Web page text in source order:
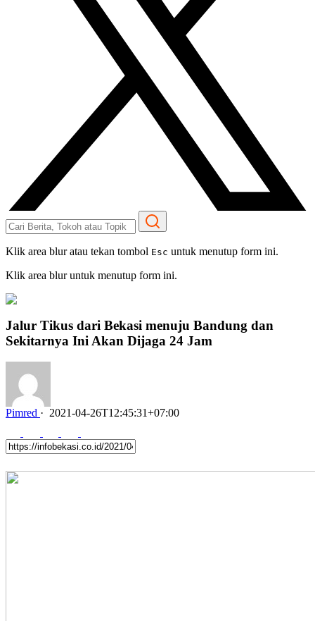
Klik area blur atau tekan tombol Esc untuk menutup form ini.
Klik area blur untuk menutup form ini.
Jalur Tikus dari Bekasi menuju Bandung dan
Sekitarnya Ini Akan Dijaga 24 Jam
Pimred · 2021-04-26T12:45:31+07:00